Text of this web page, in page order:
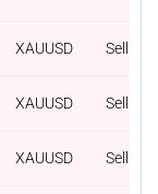
XAUUSD Sell
XAUUSD Sell
XAUUSD Sell